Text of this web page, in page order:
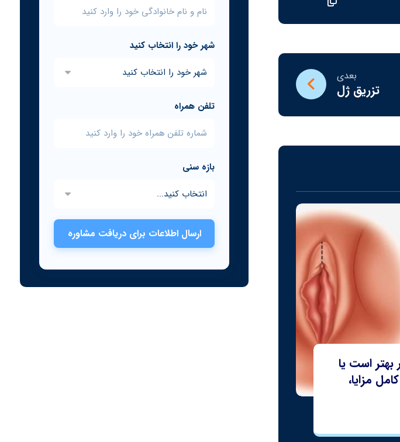
بعدی
تزریق ژل
بهتر است یا
مزایا،
شهر خود را انتخاب کنید
تلفن همراه
بازه سنی
ارسال اطلاعات برای دریافت مشاوره